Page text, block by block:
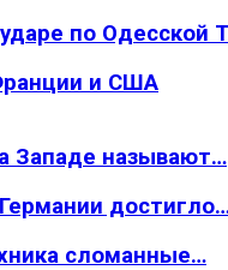
по Одесской
и США
Западе называют…
сломанные…